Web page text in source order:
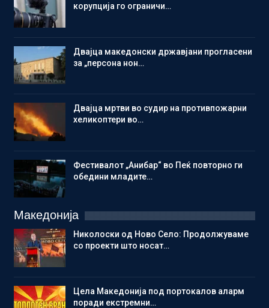
корупција го ограничи…
Двајца македонски државјани прогласени
за „персона нон…
Двајца мртви во судир на противпожарни
хеликоптери во…
Фестивалот „Анибар“ во Пеќ повторно ги
обедини младите…
Македонија
Николоски од Ново Село: Продолжуваме
со проекти што носат…
Цела Македонија под портокалов аларм
поради екстремни…